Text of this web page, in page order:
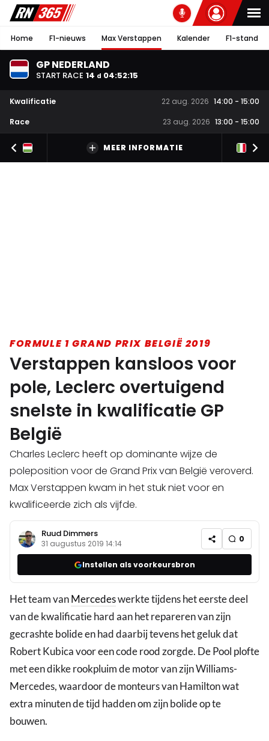
Home F1-nieuws Max Verstappen Kalender F1-stand
GP NEDERLAND
START RACE 14 d 04:52:14
Kwalificatie 22 aug. 2026 14:00 - 15:00
Race
23 aug. 2026 13:00 - 15:00
MEER INFORMATIE
FORMULE 1 GRAND PRIX BELGIË 2019
Verstappen kansloos voor
pole, Leclerc overtuigend
snelste in kwalificatie GP
België
Charles Leclerc heeft op dominante wijze de
poleposition voor de Grand Prix van België veroverd.
Max Verstappen kwam in het stuk niet voor en
kwalificeerde zich als vijfde.
Ruud Dimmers
31 augustus 2019 14:14 0
Instellen als voorkeursbron
Het team vanMercedeswerkte tijdens het eerste deel
van de kwalificatie hard aan het repareren van zijn
gecrashte bolide en had daarbij tevens het geluk dat
Robert Kubica voor een code rood zorgde. De Pool plofte
met een dikke rookpluim de motor van zijn Williams-
Mercedes, waardoor de monteurs van Hamilton wat
extra minuten de tijd hadden om zijn bolide op te
bouwen.